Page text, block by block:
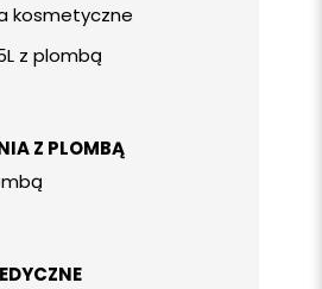
kosmetyczne
z plombą
Z PLOMBĄ